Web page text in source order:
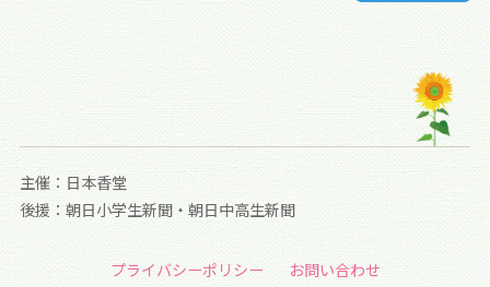
主催：日本香堂
後援：朝日小学生新聞・朝日中高生新聞
プライバシーポリシー お問い合わせ